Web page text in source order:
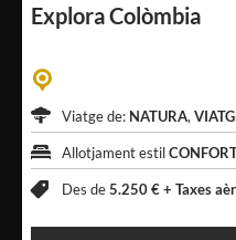
ExploraColòmbia
Viatge de: NATURA,
Allotjament estil
Des de5.250 € + Taxes